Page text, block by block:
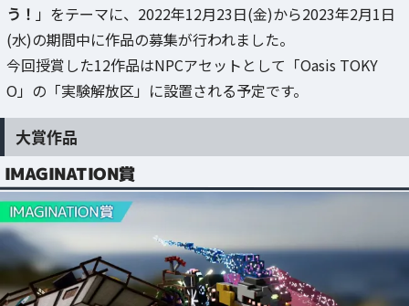
う！ 」をテーマに、2022年12月23日(金)から2023年2月1日
(水)の期間中に作品の募集が行われました。
今回授賞した12作品はNPCアセットとして「Oasis TOKY
O」の「実験解放区」に設置される予定です。
大賞作品
IMAGINATION賞